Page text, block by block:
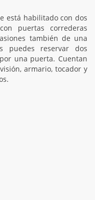
está habilitado con dos
puertas correderas
también de una
puedes reservar dos
una puerta. Cuentan
armario, tocador y